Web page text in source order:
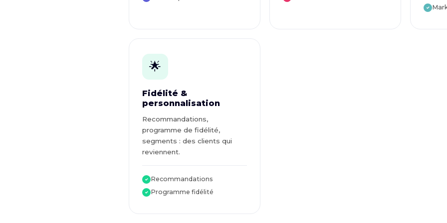
✓
🌟
Fidélité &
personnalisation
Recommandations,
programme de fidélité,
segments : des clients qui
reviennent.
✓ Recommandations
✓ Programme fidélité